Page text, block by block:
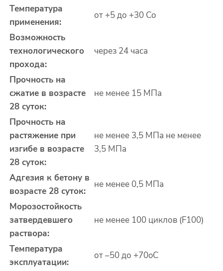
Температура
применения:
от +5 до +30 Сo
Возможность
технологического
прохода:
через 24 часа
Прочность на
сжатие в возрасте
28 суток:
не менее 15 МПа
Прочность на
растяжение при
изгибе в возрасте
28 суток:
не менее 3,5 МПа не менее
3,5 МПа
Адгезия к бетону в
возрасте 28 суток:
не менее 0,5 МПа
Морозостойкость
затвердевшего
раствора:
не менее 100 циклов (F100)
Температура
эксплуатации:
от –50 до +70oС